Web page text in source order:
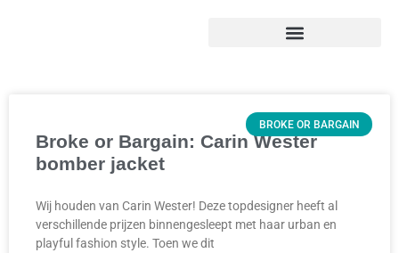
BROKE OR BARGAIN
Broke or Bargain: Carin Wester
bomber jacket
Wij houden van Carin Wester! Deze topdesigner heeft al
verschillende prijzen binnengesleept met haar urban en
playful fashion style. Toen we dit